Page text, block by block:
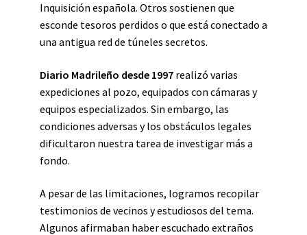
Inquisición española. Otros sostienen que
esconde tesoros perdidos o que está conectado a
una antigua red de túneles secretos.
Diario Madrileño desde 1997 realizó varias
expediciones al pozo, equipados con cámaras y
equipos especializados. Sin embargo, las
condiciones adversas y los obstáculos legales
dificultaron nuestra tarea de investigar más a
fondo.
A pesar de las limitaciones, logramos recopilar
testimonios de vecinos y estudiosos del tema.
Algunos afirmaban haber escuchado extraños